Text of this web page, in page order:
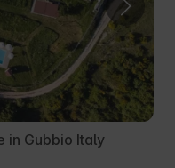
in Gubbio Italy